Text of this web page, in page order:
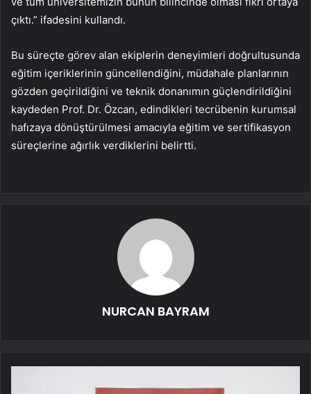
çıktı.” ifadesini kullandı.
Bu süreçte görev alan ekiplerin deneyimleri doğrultusunda
eğitim içeriklerinin güncellendiğini, müdahale planlarının
gözden geçirildiğini ve teknik donanımın güçlendirildiğini
kaydeden Prof. Dr. Özcan, edindikleri tecrübenin kurumsal
hafızaya dönüştürülmesi amacıyla eğitim ve sertifikasyon
süreçlerine ağırlık verdiklerini belirtti.
NURCAN BAYRAM